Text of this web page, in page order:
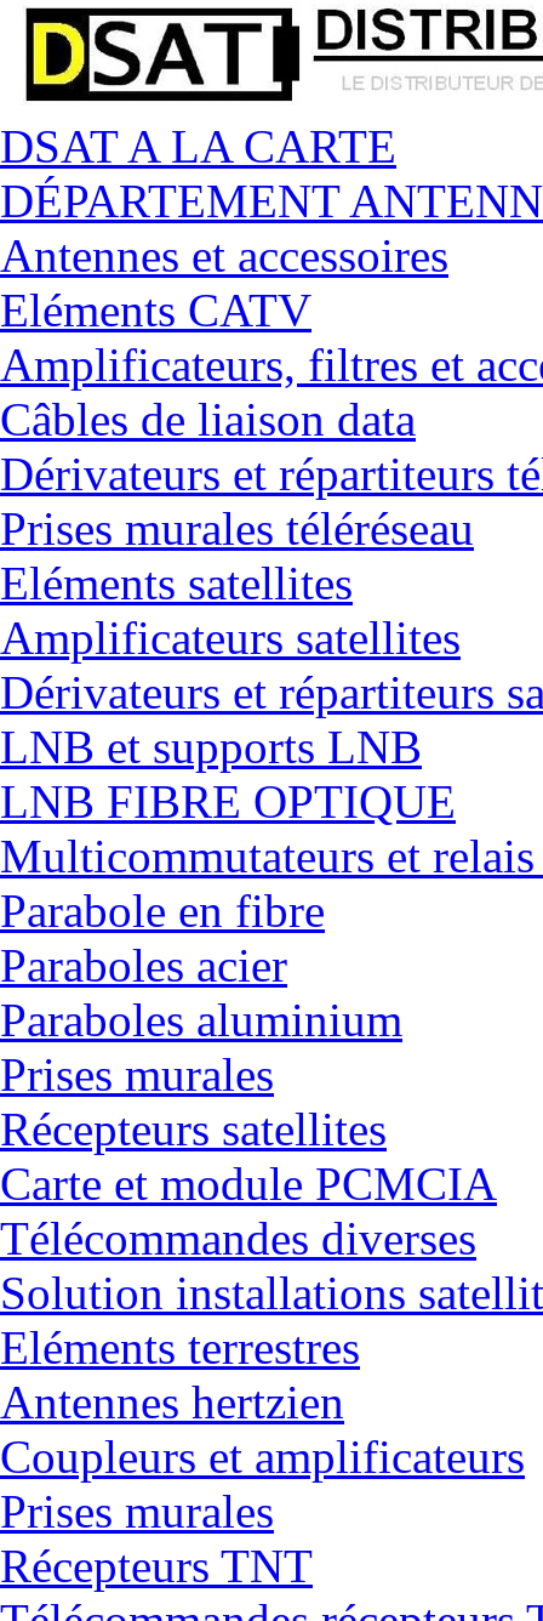
DSAT A LA CARTE
DÉPARTEMENT
Antennes et accessoires
Eléments CATV
Amplificateurs, filtres et
Câbles de liaison data
Dérivateurs et répartiteurs
Prises murales téléréseau
Eléments satellites
Amplificateurs satellites
Dérivateurs et répartiteurs
LNB et supports LNB
LNB FIBRE OPTIQUE
Multicommutateurs et
Parabole en fibre
Paraboles acier
Paraboles aluminium
Prises murales
Récepteurs satellites
Carte et module PCMCIA
Télécommandes diverses
Solution installations
Eléments terrestres
Antennes hertzien
Coupleurs et amplificateurs
Prises murales
Récepteurs TNT